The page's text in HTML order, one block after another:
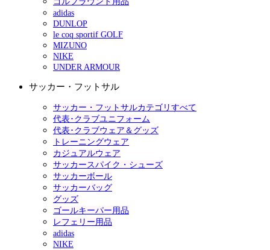
adidas
DUNLOP
le coq sportif GOLF
MIZUNO
NIKE
UNDER ARMOUR
サッカー・フットサル
サッカー・フットサルカテゴリすべて
代表･クラブユニフォーム
代表･クラブウェア＆グッズ
トレーニングウェア
カジュアルウェア
サッカースパイク・シューズ
サッカーボール
サッカーバッグ
グッズ
ゴールキーパー用品
レフェリー用品
adidas
NIKE